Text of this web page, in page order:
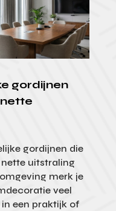
gordijnen
gordijnen die
uitstraling
merk je
veel
een praktijk of